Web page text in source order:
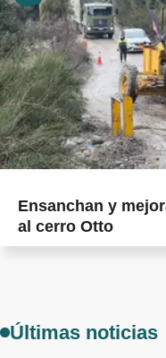
Ensanchan y
al cerro Otto
Últimas noticias